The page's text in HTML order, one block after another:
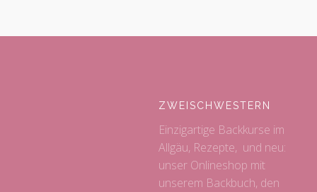
ZWEISCHWESTERN
Einzigartige Backkurse im
Allgäu, Rezepte, und neu:
unser Onlineshop mit
unserem Backbuch, den